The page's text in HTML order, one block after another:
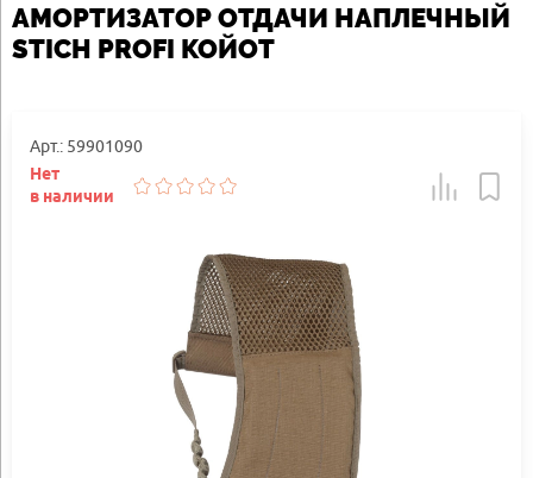
АМОРТИЗАТОР ОТДАЧИ НАПЛЕЧНЫЙ
STICH PROFI КОЙОТ
Арт.: 59901090
Нет
в наличии